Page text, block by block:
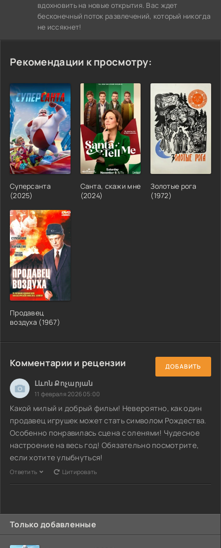
вдохновить на новые открытия. Вас ждет
бесконечный поток развлечений, который никогда
не иссякнет!
Рекомендации к просмотру:
Суперсанта
(2025)
Санта, скажи мне
(2024)
Золотые рога
(1972)
Продавец
воздуха (1967)
Комментарии и рецензии ДОБАВИТЬ
Լևոն Քոչարյան
11 февраля 2026 05:00
Какой милый и добрый фильм! Невероятно, как один
продавец игрушек может стать символом Рождества.
Особенно понравилась сцена с оленями! Чудесное
настроение на весь год! Обязательно посмотрите,
если хотите улыбнуться!
Ответить Цитировать
Только добавленные